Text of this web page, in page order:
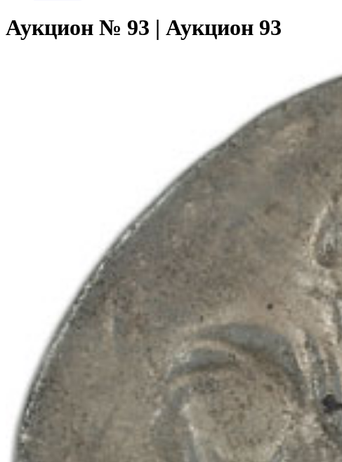
Аукцион № 93 | Аукцион 93